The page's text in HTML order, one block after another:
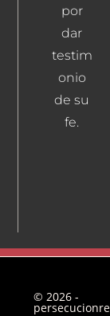
por
dar
testim
onio
de su
fe.
© 2026 -